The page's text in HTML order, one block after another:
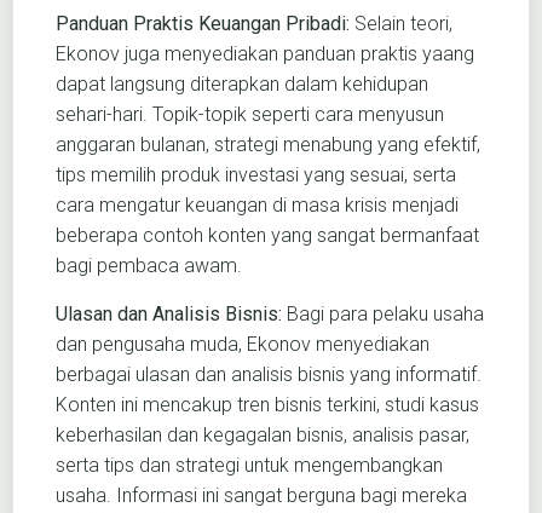
Panduan Praktis Keuangan Pribadi: Selain teori,
Ekonov juga menyediakan panduan praktis yaang
dapat langsung diterapkan dalam kehidupan
sehari-hari. Topik-topik seperti cara menyusun
anggaran bulanan, strategi menabung yang efektif,
tips memilih produk investasi yang sesuai, serta
cara mengatur keuangan di masa krisis menjadi
beberapa contoh konten yang sangat bermanfaat
bagi pembaca awam.
Ulasan dan Analisis Bisnis: Bagi para pelaku usaha
dan pengusaha muda, Ekonov menyediakan
berbagai ulasan dan analisis bisnis yang informatif.
Konten ini mencakup tren bisnis terkini, studi kasus
keberhasilan dan kegagalan bisnis, analisis pasar,
serta tips dan strategi untuk mengembangkan
usaha. Informasi ini sangat berguna bagi mereka